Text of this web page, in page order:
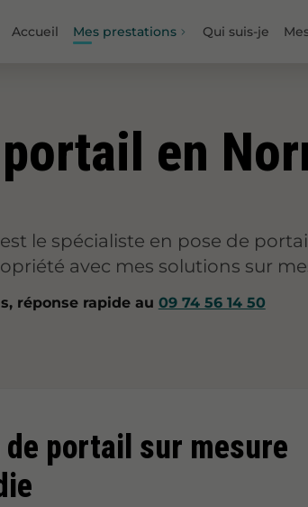
Accueil Mes prestations Qui suis-je
en
le spécialiste en pose de
avec mes solutions sur
réponse rapide au 09 74 56 14 50
portail sur mesure